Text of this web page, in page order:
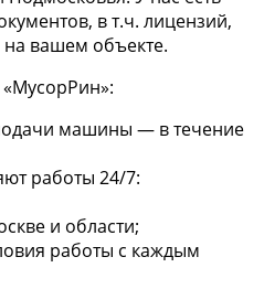
в т.ч. лицензий,
вашем объекте.
«МусорРин»:
машины — в течение
работы 24/7:
и области;
работы с каждым